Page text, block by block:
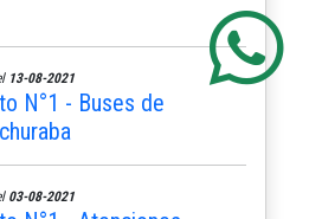
13-08-2021
N°1 - Buses de
03-08-2021